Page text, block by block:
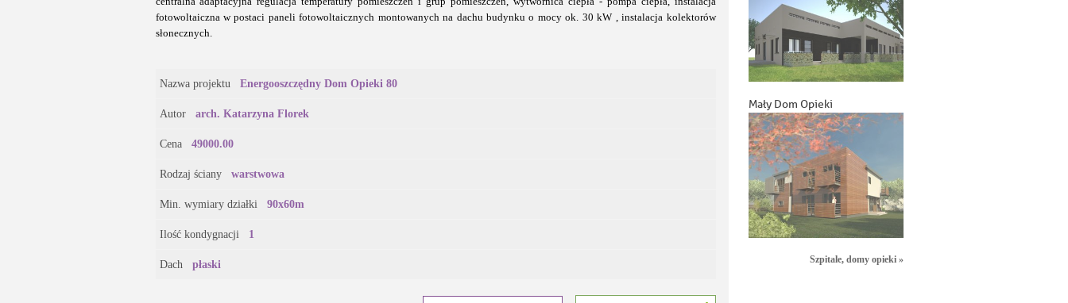
fotowoltaiczna w postaci paneli fotowoltaicznych montowanych na dachu budynku o mocy ok. 30 kW , instalacja kolektorów
słonecznych.
Nazwa projektu Energooszczędny Dom Opieki 80
Autor arch. Katarzyna Florek
Cena 49000.00
Rodzaj ściany warstwowa
Min. wymiary działki 90x60m
Ilość kondygnacji 1
Dach płaski
Mały Dom Opieki
Szpitale, domy opieki »